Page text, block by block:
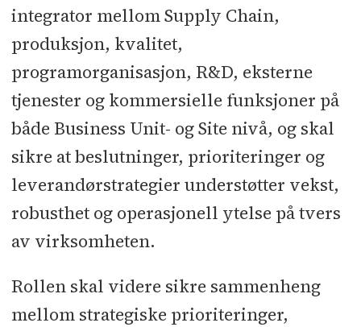
integrator mellom Supply Chain,
produksjon, kvalitet,
programorganisasjon, R&D, eksterne
tjenester og kommersielle funksjoner på
både Business Unit- og Site nivå, og skal
sikre at beslutninger, prioriteringer og
leverandørstrategier understøtter vekst,
robusthet og operasjonell ytelse på tvers
av virksomheten.
Rollen skal videre sikre sammenheng
mellom strategiske prioriteringer,